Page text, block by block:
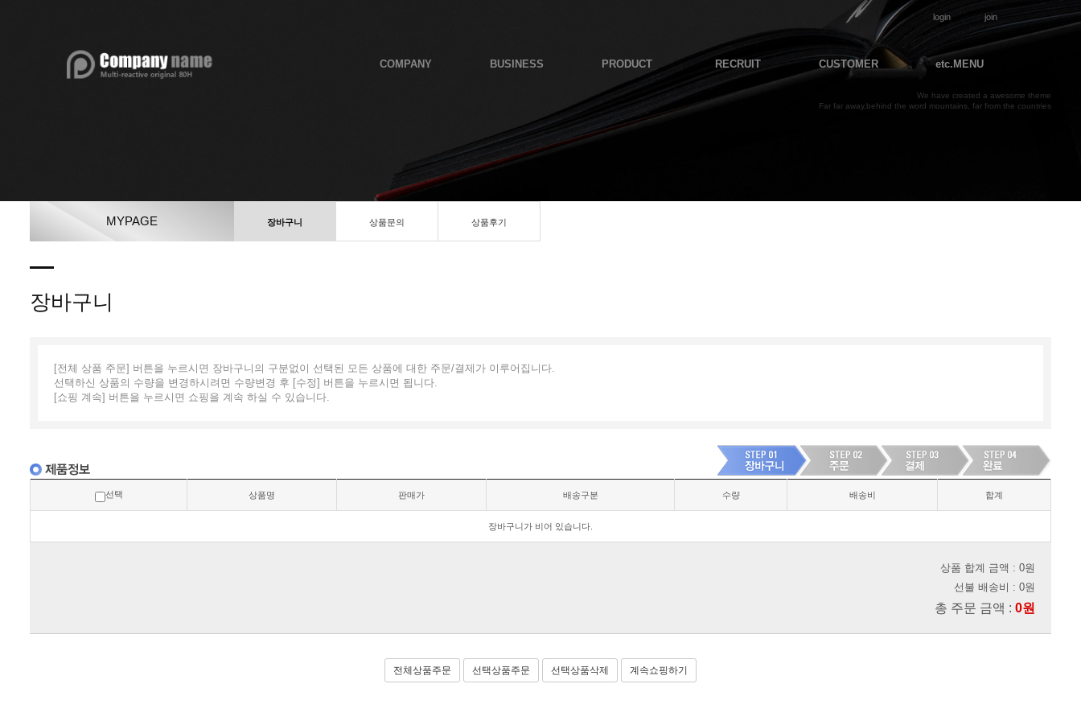
login join
COMPANY BUSINESS PRODUCT RECRUIT CUSTOMER etc.MENU
We have created a awesome theme
Far far away,behind the word mountains, far from the countries
MYPAGE 장바구니 상품문의 상품후기
장바구니
[전체 상품 주문] 버튼을 누르시면 장바구니의 구분없이 선택된 모든 상품에 대한 주문/결제가 이루어집니다.
선택하신 상품의 수량을 변경하시려면 수량변경 후 [수정] 버튼을 누르시면 됩니다.
[쇼핑 계속] 버튼을 누르시면 쇼핑을 계속 하실 수 있습니다.
선택 상품명 판매가 배송구분 수량 배송비 합계
장바구니가 비어 있습니다.
상품 합계 금액 : 0원
선불 배송비 : 0원
총 주문 금액 : 0원
전체상품주문 선택상품주문 선택상품삭제 계속쇼핑하기